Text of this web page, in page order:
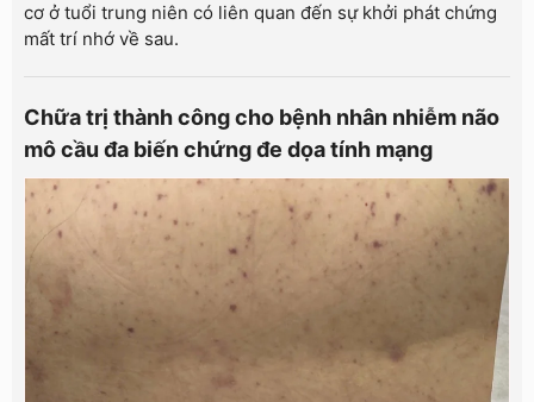
cơ ở tuổi trung niên có liên quan đến sự khởi phát chứng
mất trí nhớ về sau.
Chữa trị thành công cho bệnh nhân nhiễm não
mô cầu đa biến chứng đe dọa tính mạng